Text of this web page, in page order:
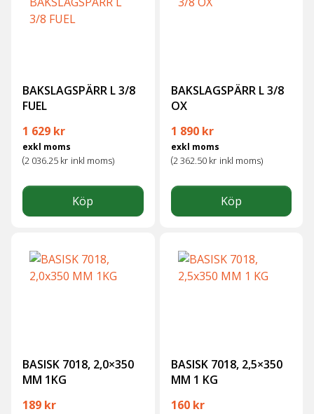
BAKSLAGSPÄRR L 3/8
FUEL
1 629 kr
exkl moms
(2 036.25 kr inkl moms)
Köp
BAKSLAGSPÄRR L 3/8
OX
1 890 kr
exkl moms
(2 362.50 kr inkl moms)
Köp
BASISK 7018, 2,0×350
MM 1KG
189 kr
BASISK 7018, 2,5×350
MM 1 KG
160 kr